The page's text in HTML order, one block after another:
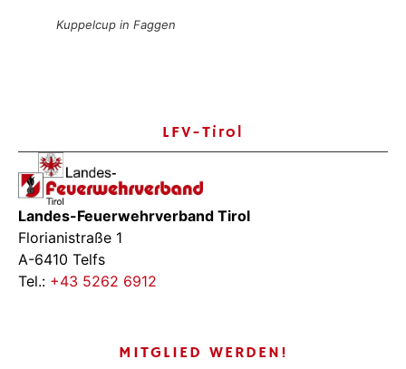
Kuppelcup in Faggen
LFV-Tirol
Landes-Feuerwehrverband Tirol
Florianistraße 1
A-6410 Telfs
Tel.: +43 5262 6912
MITGLIED WERDEN!